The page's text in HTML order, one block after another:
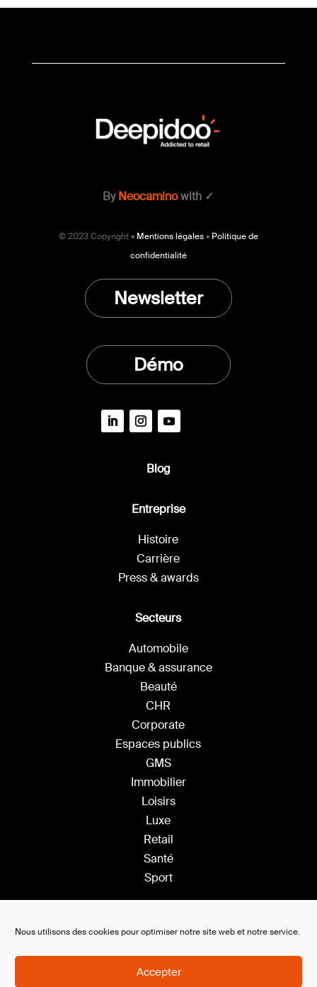
Nous utilisons des cookies pour optimiser notre site web et notre service.
Accepter
ByNeocaminowith ✓
© 2023 Copyright • Mentions légales• Politique de
confidentialité
Ambiance sonore
Secteurs
Automobile
Banque & assurance
Beauté
CHR
Corporate
Espaces publics
GMS
Immobilier
Loisirs
Luxe
Retail
Santé
Sport
Entreprise
Histoire
Carrière
Press & awards
Blog
Newsletter
Démo